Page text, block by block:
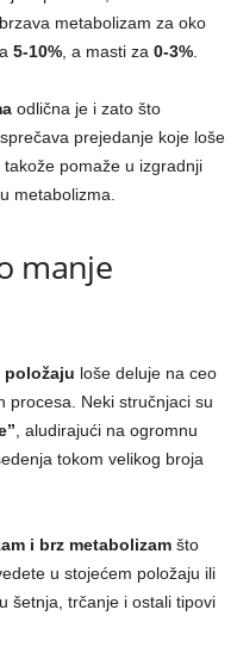
metabolizam za oko
5-10% , a masti za 0-3%
odlična je i zato što
prejedanje koje loše
pomaže u izgradnji
metabolizma.
manje
položaju loše deluje na ceo
procesa. Neki stručnjaci su
, aludirajući na ogromnu
tokom velikog broja
i brz metabolizam što
u stojećem položaju ili
šetnja, trčanje i ostali tipovi